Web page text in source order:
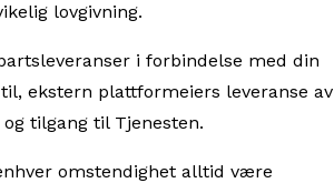
lovgivning.
i forbindelse med din
ekstern plattformeiers leveranse av
tilgang til Tjenesten.
omstendighet alltid være